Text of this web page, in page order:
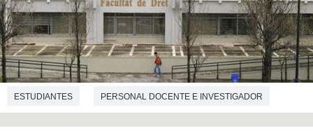
ESTUDIANTES PERSONAL DOCENTE E INVESTIGADOR
PERSONAL DE ADMINISTRACIÓN Y SERVICIOS